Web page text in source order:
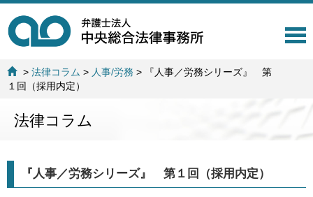
T
a
>法律コラム > 人事/労務 >
『人事／労務シリーズ』 第
１回（採用内定）
法律コラム
『人事／労務シリーズ』 第１回（採用内定）